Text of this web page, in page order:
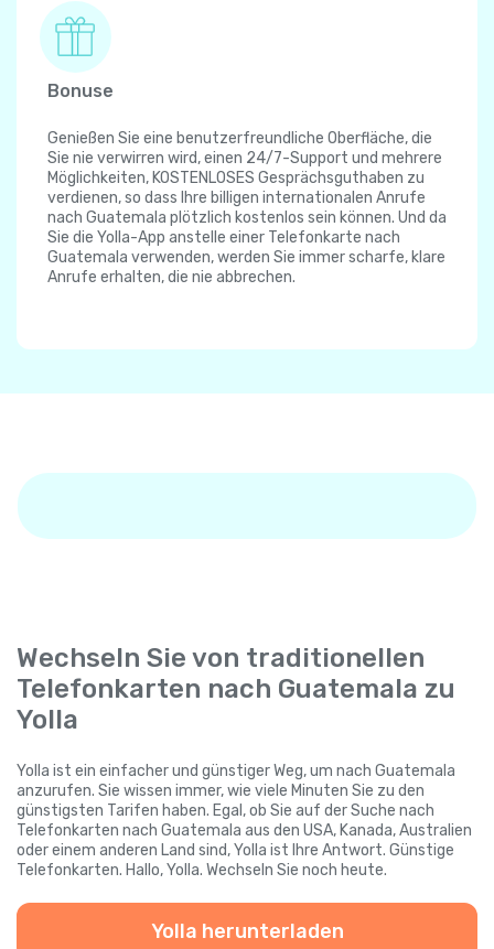
Bonuse
Genießen Sie eine benutzerfreundliche Oberfläche, die
Sie nie verwirren wird, einen 24/7-Support und mehrere
Möglichkeiten, KOSTENLOSES Gesprächsguthaben zu
verdienen, so dass Ihre billigen internationalen Anrufe
nach Guatemala plötzlich kostenlos sein können. Und da
Sie die Yolla-App anstelle einer Telefonkarte nach
Guatemala verwenden, werden Sie immer scharfe, klare
Anrufe erhalten, die nie abbrechen.
Wechseln Sie von traditionellen
Telefonkarten nach Guatemala zu
Yolla
Yolla ist ein einfacher und günstiger Weg, um nach Guatemala
anzurufen. Sie wissen immer, wie viele Minuten Sie zu den
günstigsten Tarifen haben. Egal, ob Sie auf der Suche nach
Telefonkarten nach Guatemala aus den USA, Kanada, Australien
oder einem anderen Land sind, Yolla ist Ihre Antwort. Günstige
Telefonkarten. Hallo, Yolla. Wechseln Sie noch heute.
Yolla herunterladen